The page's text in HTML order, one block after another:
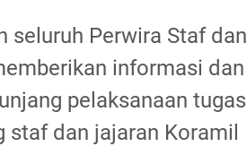
seluruh Perwira Staf dan
informasi dan
pelaksanaan tugas
staf dan jajaran Koramil